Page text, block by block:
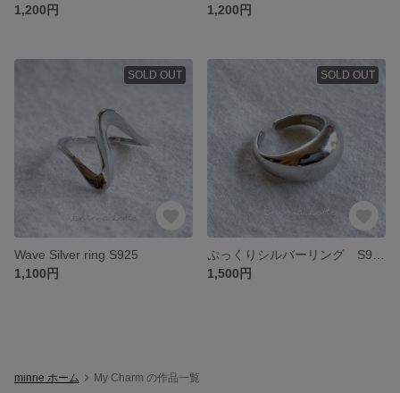
1,200円
1,200円
SOLD OUT
Wave Silver ring S925
1,100円
SOLD OUT
1,500円
minne ホーム My Charm の作品一覧